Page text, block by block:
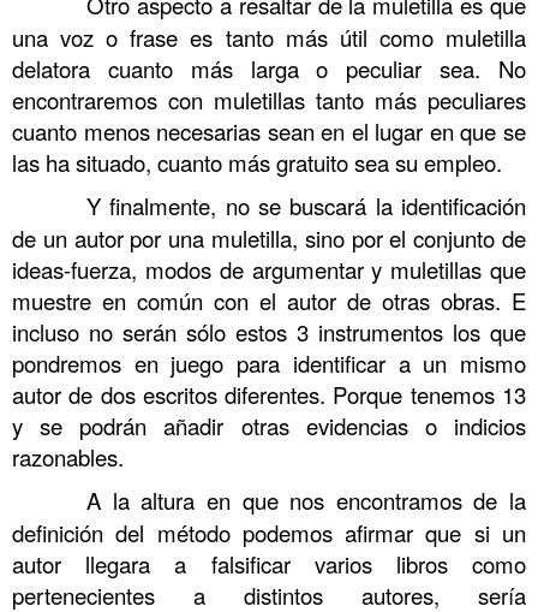
una voz o frase es tanto más útil como muletilla
delatora cuanto más larga o peculiar sea. No
encontraremos con muletillas tanto más peculiares
cuanto menos necesarias sean en el lugar en que se
las ha situado, cuanto más gratuito sea su empleo.
Y finalmente, no se buscará la identificación
de un autor por una muletilla, sino por el conjunto de
ideas-fuerza, modos de argumentar y muletillas que
muestre en común con el autor de otras obras. E
incluso no serán sólo estos 3 instrumentos los que
pondremos en juego para identificar a un mismo
autor de dos escritos diferentes. Porque tenemos 13
y se podrán añadir otras evidencias o indicios
razonables.
A la altura en que nos encontramos de la
definición del método podemos afirmar que si un
autor llegara a falsificar varios libros como
pertenecientes a distintos autores, sería